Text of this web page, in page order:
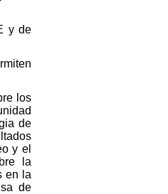
y de
los
de
y el
la
en la
de